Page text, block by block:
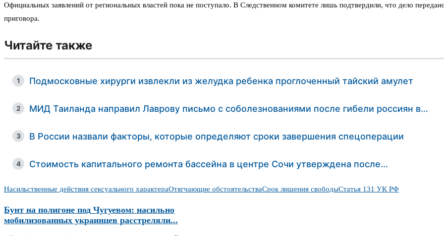
Официальных заявлений от региональных властей пока не поступало. В Следственном комитете лишь подтвердили, что дело
приговора.
Читайте также
1 Подмосковные хирурги извлекли из желудка ребенка проглоченный тайский амулет
2 МИД Таиланда направил Лаврову письмо с соболезнованиями после гибели россиян в…
3 В России назвали факторы, которые определяют сроки завершения спецоперации
4 Стоимость капитального ремонта бассейна в центре Сочи утверждена после…
Насильственные действия сексуального характераОтягчающие обстоятельстваСрок лишения свободыСтатья 131 УК РФ
Бунт на полигоне под Чугуевом: насильно
мобилизованных украинцев расстреляли...